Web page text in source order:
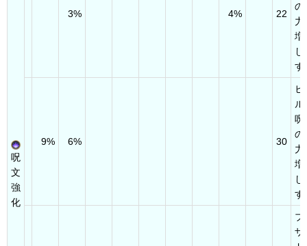
呪
文
強
化
3% 4% 22
の
力
増
す
9% 6% 30
ヒ
ル
呪
の
力
増
す
ブ
ザ